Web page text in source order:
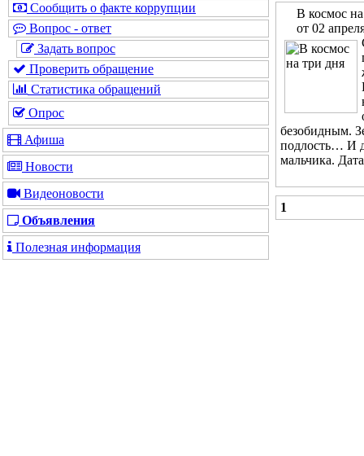
Сообщить о факте коррупции
Вопрос - ответ
Задать вопрос
Проверить обращение
Статистика обращений
Опрос
Афиша
Новости
Видеоновости
Объявления
Полезная информация
В космос
от 02
безобидным.
подлость… И
мальчика.
1